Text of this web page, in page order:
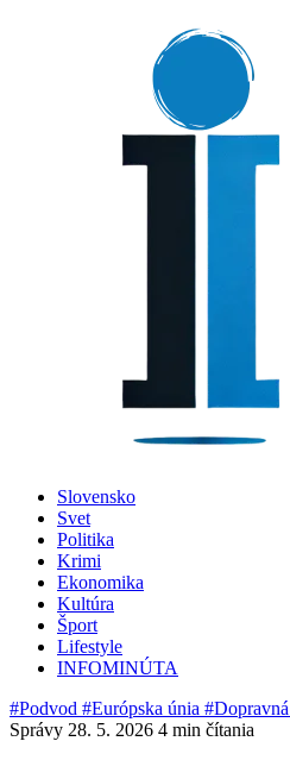
Slovensko
Svet
Politika
Krimi
Ekonomika
Kultúra
Šport
Lifestyle
INFOMINÚTA
#Podvod #Európska únia
Správy 28. 5. 2026 4 min čítania